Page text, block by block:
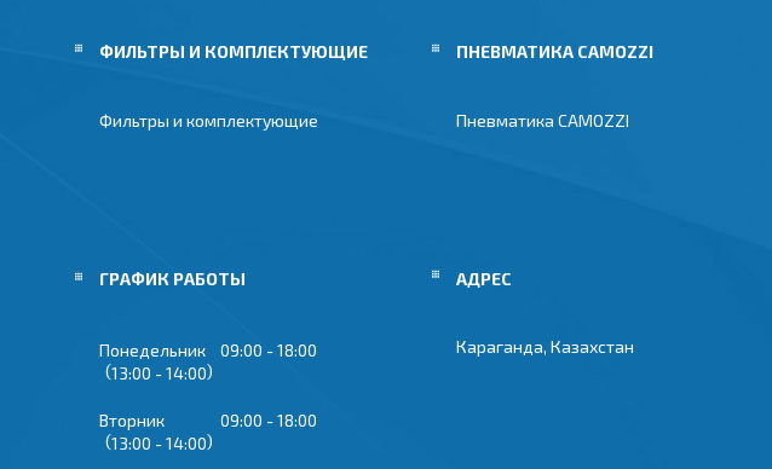
ФИЛЬТРЫ И КОМПЛЕКТУЮЩИЕ
Фильтры и комплектующие
ПНЕВМАТИКА CAMOZZI
Пневматика CAMOZZI
ГРАФИК РАБОТЫ
Понедельник 09:00
18:00
13:00
14:00
Вторник 09:00
18:00
13:00
14:00
Караганда, Казахстан